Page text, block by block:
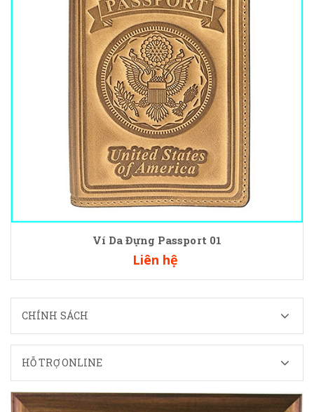
Ví Da Đựng Passport 01
Liên hệ
CHÍNH SÁCH
HỖ TRỢ ONLINE